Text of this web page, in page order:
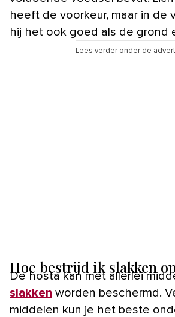
heeft de voorkeur, maar in de
hij het ook goed als de grond
Lees verder onder de
Hoe bestrijd ik slakken
De hosta kan met allerlei
slakken worden beschermd.
middelen kun je het beste